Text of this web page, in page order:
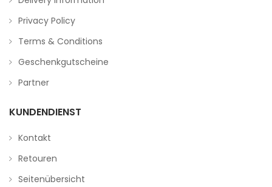
Privacy Policy
Terms & Conditions
Geschenkgutscheine
Partner
KUNDENDIENST
Kontakt
Retouren
Seitenübersicht